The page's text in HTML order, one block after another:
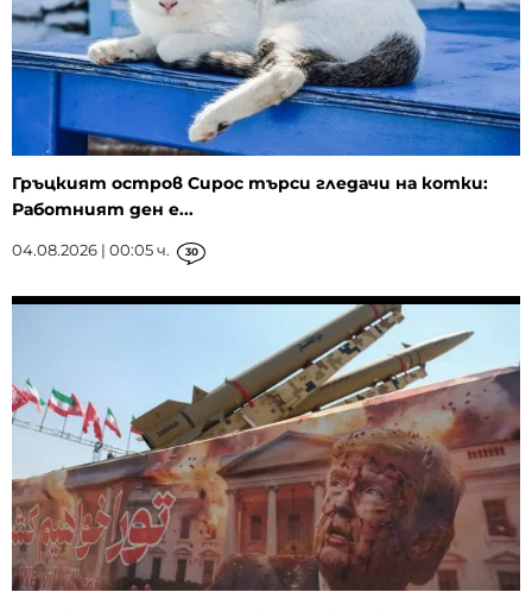
Гръцкият остров Сирос търси гледачи на котки:
Работният ден е...
04.08.2026 | 00:05 ч. 30